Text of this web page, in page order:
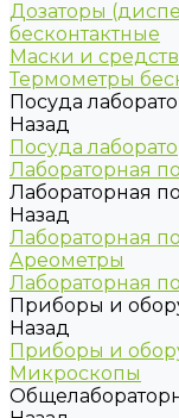
Дозаторы
бесконтактные
Маски и
Термометры
Посуда
Назад
Посуда
Лабораторная
Лабораторная
Назад
Лабораторная
Ареометры
Лабораторная
Приборы и
Назад
Приборы и
Микроскопы